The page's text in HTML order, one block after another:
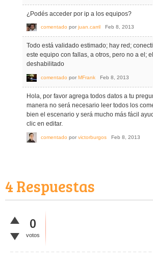
¿Podés acceder por ip a los equipos?
comentado por juan.carril Feb 8, 2013
Todo está validado estimado; hay red;
este equipo con fallas, a otros, pero no a el;
deshabilitado
comentado por MFrank Feb 8, 2013
Hola, por favor agrega todos datos a tu
manera no será necesario leer todos los
bien el escenario y será mucho más fácil
clic en editar.
comentado por victorburgos Feb 8, 2013
4 Respuestas
0
votos